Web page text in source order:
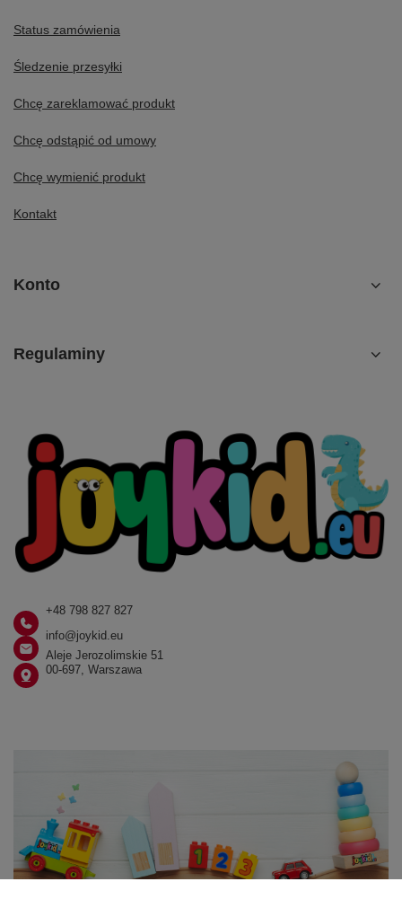
Status zamówienia
Śledzenie przesyłki
Chcę zareklamować produkt
Chcę odstąpić od umowy
Chcę wymienić produkt
Kontakt
Konto
Regulaminy
+48 798 827 827
info@joykid.eu
Aleje Jerozolimskie 51
00-697, Warszawa